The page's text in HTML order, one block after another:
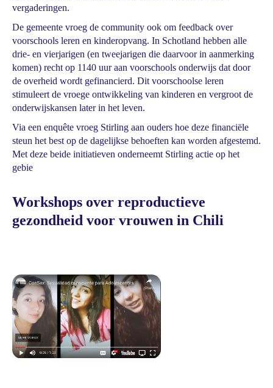
vergaderingen.
De gemeente vroeg de community ook om feedback over
voorschools leren en kinderopvang. In Schotland hebben alle
drie- en vierjarigen (en tweejarigen die daarvoor in aanmerking
komen) recht op 1140 uur aan voorschools onderwijs dat door
de overheid wordt gefinancierd. Dit voorschoolse leren
stimuleert de vroege ontwikkeling van kinderen en vergroot de
onderwijskansen later in het leven.
Via een enquête vroeg Stirling aan ouders hoe deze financiële
steun het best op de dagelijkse behoeften kan worden afgestemd.
Met deze beide initiatieven onderneemt Stirling actie op het
gebie
Workshops over reproductieve
gezondheid voor vrouwen in Chili